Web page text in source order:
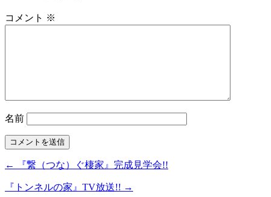
コメント ※
名前
← 『繋（つな）ぐ棲家』完成見学会!!
『トンネルの家』TV放送!! →